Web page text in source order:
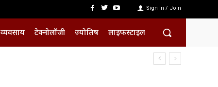
Sign in / Join
व्यवसाय टेक्नोलॉजी ज्योतिष लाइफस्टाइल